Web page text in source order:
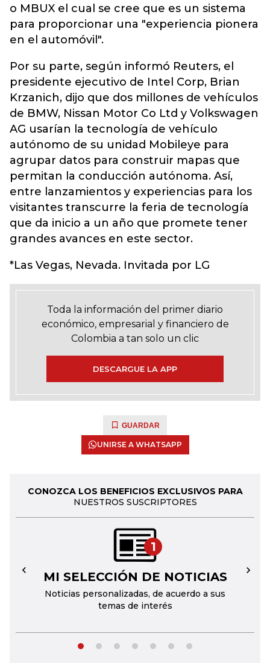
o MBUX el cual se cree que es un sistema
para proporcionar una "experiencia pionera
en el automóvil".
Por su parte, según informó Reuters, el
presidente ejecutivo de Intel Corp, Brian
Krzanich, dijo que dos millones de vehículos
de BMW, Nissan Motor Co Ltd y Volkswagen
AG usarían la tecnología de vehículo
autónomo de su unidad Mobileye para
agrupar datos para construir mapas que
permitan la conducción autónoma. Así,
entre lanzamientos y experiencias para los
visitantes transcurre la feria de tecnología
que da inicio a un año que promete tener
grandes avances en este sector.
*Las Vegas, Nevada. Invitada por LG
Toda la información del primer diario
económico, empresarial y financiero de
Colombia a tan solo un clic
DESCARGUE LA APP
GUARDAR
UNIRSE A WHATSAPP
CONOZCA LOS BENEFICIOS EXCLUSIVOS PARA
NUESTROS SUSCRIPTORES
1
MI SELECCIÓN DE NOTICIAS
Noticias personalizadas, de acuerdo a sus
temas de interés
← →